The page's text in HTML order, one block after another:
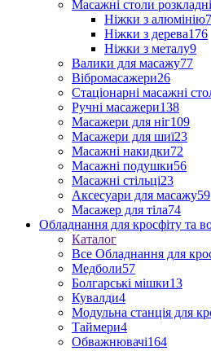
Масажні столи розкладні
Ніжки з алюмінію
Ніжки з дерева176
Ніжки з металу9
Валики для масажу77
Вібромасажери26
Стаціонарні масажні
Ручні масажери138
Масажери для ніг109
Масажери для шиї23
Масажні накидки72
Масажні подушки56
Масажні стільці23
Аксесуари для масажу59
Масажер для тіла74
Обладнання для кросфіту та
Каталог
Все Обладнання для
Медболи57
Болгарські мішки13
Кувалди4
Модульна станція для
Таймери4
Обважнювачі164